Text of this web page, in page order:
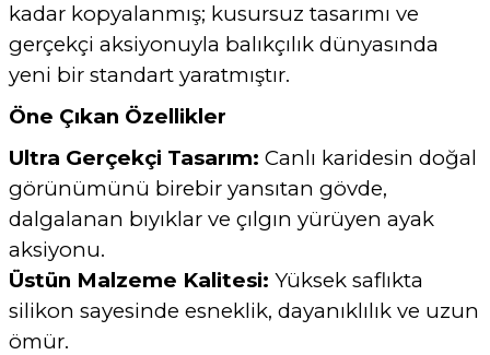
kadar kopyalanmış; kusursuz tasarımı ve
gerçekçi aksiyonuyla balıkçılık dünyasında
yeni bir standart yaratmıştır.
Öne Çıkan Özellikler
Ultra Gerçekçi Tasarım: Canlı karidesin doğal
görünümünü birebir yansıtan gövde,
dalgalanan bıyıklar ve çılgın yürüyen ayak
aksiyonu.
Üstün Malzeme Kalitesi: Yüksek saflıkta
silikon sayesinde esneklik, dayanıklılık ve uzun
ömür.